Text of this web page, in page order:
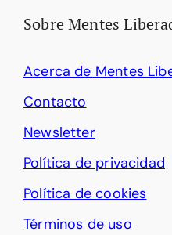
Sobre Mentes
Acerca de Mentes
Contacto
Newsletter
Política de privacidad
Política de cookies
Términos de uso